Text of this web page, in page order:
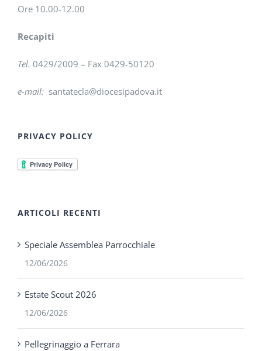
Ore 10.00-12.00
Recapiti
Tel. 0429/2009 – Fax 0429-50120
e-mail: santatecla@diocesipadova.it
PRIVACY POLICY
ARTICOLI RECENTI
Speciale Assemblea Parrocchiale
12/06/2026
Estate Scout 2026
12/06/2026
Pellegrinaggio a Ferrara